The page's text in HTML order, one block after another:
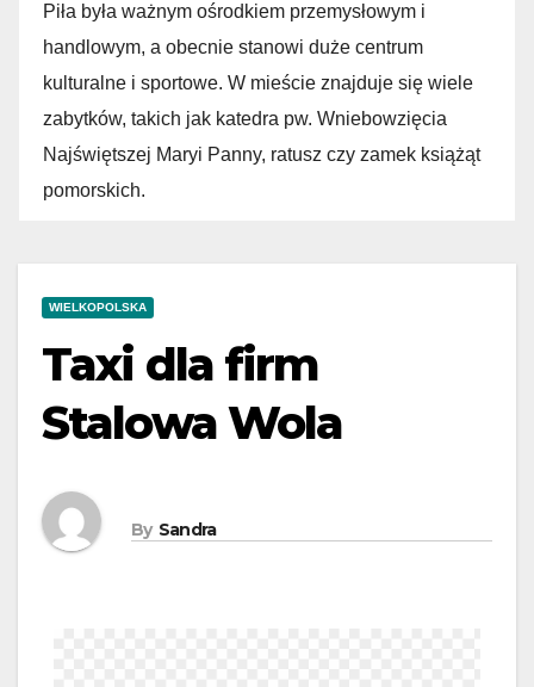
Piła była ważnym ośrodkiem przemysłowym i
handlowym, a obecnie stanowi duże centrum
kulturalne i sportowe. W mieście znajduje się wiele
zabytków, takich jak katedra pw. Wniebowzięcia
Najświętszej Maryi Panny, ratusz czy zamek książąt
pomorskich.
WIELKOPOLSKA
Taxi dla firm
Stalowa Wola
By Sandra